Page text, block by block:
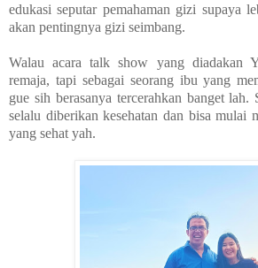
edukasi seputar pemahaman gizi supaya
akan pentingnya gizi seimbang.
Walau acara talk show yang diadakan
remaja, tapi sebagai seorang ibu yang
gue sih berasanya tercerahkan banget lah.
selalu diberikan kesehatan dan bisa mulai
yang sehat yah.